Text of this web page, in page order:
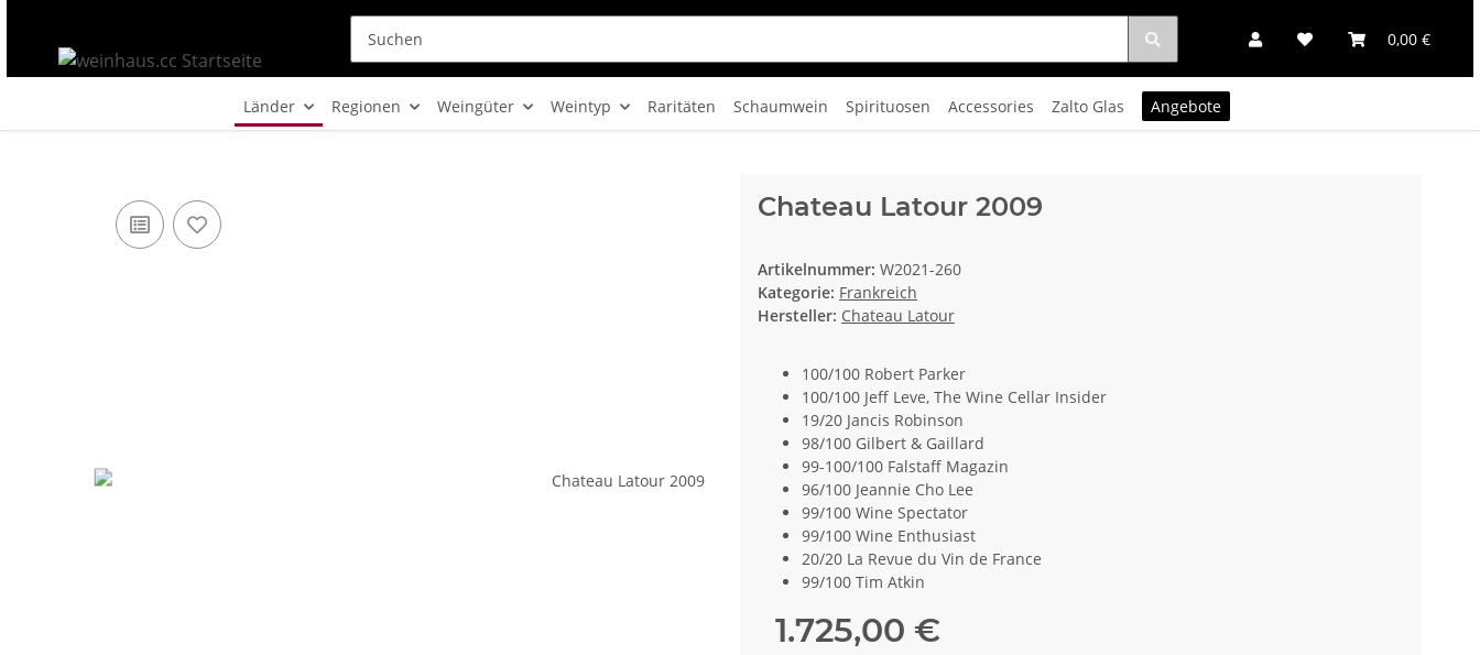
0,00 €
Länder Regionen Weingüter Weintyp Raritäten Schaumwein Spirituosen Accessories Zalto Glas Angebote
Chateau Latour 2009
Artikelnummer: W2021-260
Kategorie: Frankreich
Hersteller: Chateau Latour
100/100 Robert Parker
100/100 Jeff Leve, The Wine Cellar Insider
19/20 Jancis Robinson
98/100 Gilbert & Gaillard
99-100/100 Falstaff Magazin
96/100 Jeannie Cho Lee
99/100 Wine Spectator
99/100 Wine Enthusiast
20/20 La Revue du Vin de France
99/100 Tim Atkin
1.725,00 €